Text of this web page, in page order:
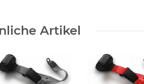
Artikel